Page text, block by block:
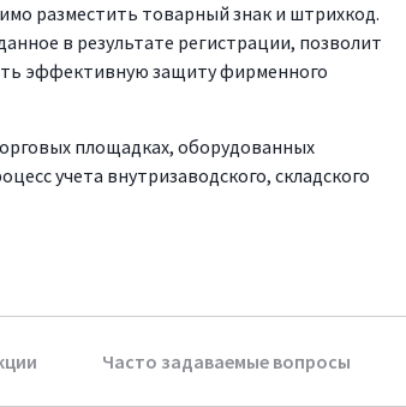
разместить товарный знак и штрихкод.
в результате регистрации, позволит
эффективную защиту фирменного
площадках, оборудованных
учета внутризаводского, складского
Часто задаваемые вопросы